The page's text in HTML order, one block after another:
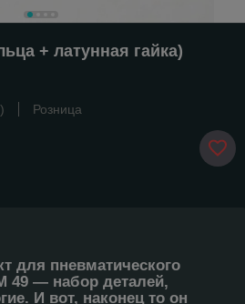
+ латунная гайка)
Розница
для пневматического
49 ― набор деталей,
И вот, наконец то он